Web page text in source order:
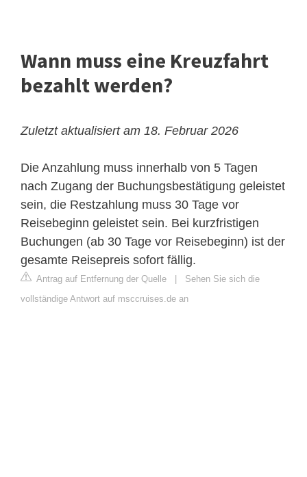
Wann muss eine Kreuzfahrt
bezahlt werden?
Zuletzt aktualisiert am 18. Februar 2026
Die Anzahlung muss innerhalb von 5 Tagen
nach Zugang der Buchungsbestätigung geleistet
sein, die Restzahlung muss 30 Tage vor
Reisebeginn geleistet sein. Bei kurzfristigen
Buchungen (ab 30 Tage vor Reisebeginn) ist der
gesamte Reisepreis sofort fällig.
Antrag auf Entfernung der Quelle
Sehen Sie sich die
vollständige Antwort auf msccruises.de an